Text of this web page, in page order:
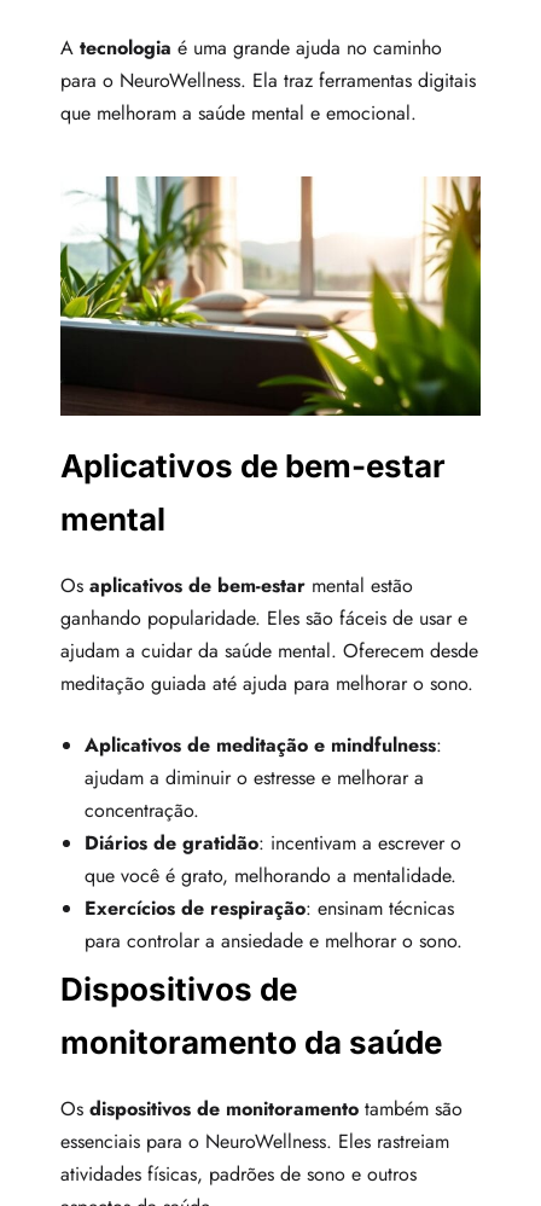
A tecnologia é uma grande ajuda no caminho
para o NeuroWellness. Ela traz ferramentas digitais
que melhoram a saúde mental e emocional.
Aplicativos de bem-estar
mental
Os aplicativos de bem-estar mental estão
ganhando popularidade. Eles são fáceis de usar e
ajudam a cuidar da saúde mental. Oferecem desde
meditação guiada até ajuda para melhorar o sono.
Aplicativos de meditação e mindfulness:
ajudam a diminuir o estresse e melhorar a
concentração.
Diários de gratidão: incentivam a escrever o
que você é grato, melhorando a mentalidade.
Exercícios de respiração: ensinam técnicas
para controlar a ansiedade e melhorar o sono.
Dispositivos de
monitoramento da saúde
Os dispositivos de monitoramento também são
essenciais para o NeuroWellness. Eles rastreiam
atividades físicas, padrões de sono e outros